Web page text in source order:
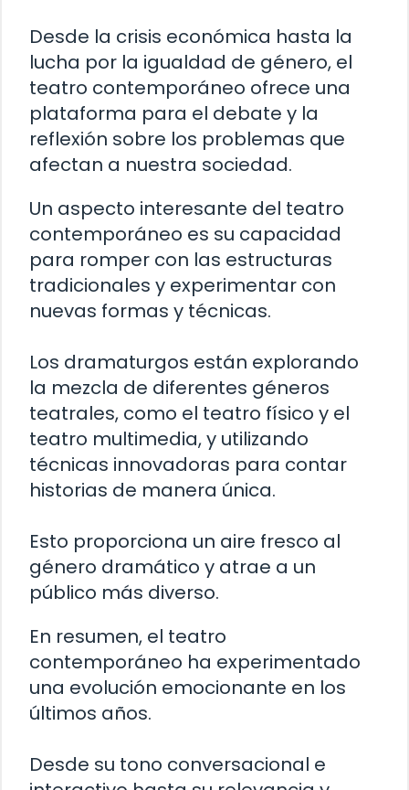
Desde la crisis económica hasta la
lucha por la igualdad de género, el
teatro contemporáneo ofrece una
plataforma para el debate y la
reflexión sobre los problemas que
afectan a nuestra sociedad.
Un aspecto interesante del teatro
contemporáneo es su capacidad
para romper con las estructuras
tradicionales y experimentar con
nuevas formas y técnicas.
Los dramaturgos están explorando
la mezcla de diferentes géneros
teatrales, como el teatro físico y el
teatro multimedia, y utilizando
técnicas innovadoras para contar
historias de manera única.
Esto proporciona un aire fresco al
género dramático y atrae a un
público más diverso.
En resumen, el teatro
contemporáneo ha experimentado
una evolución emocionante en los
últimos años.
Desde su tono conversacional e